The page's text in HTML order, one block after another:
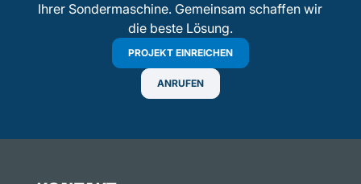
Ihrer Sondermaschine. Gemeinsam schaffen wir
die beste Lösung.
PROJEKT EINREICHEN
ANRUFEN